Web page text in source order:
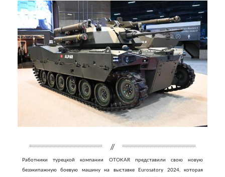
Работники турецкой компании OTOKAR представили свою новую
безэкипажную боевую машину на выставке Eurosatory 2024, которая